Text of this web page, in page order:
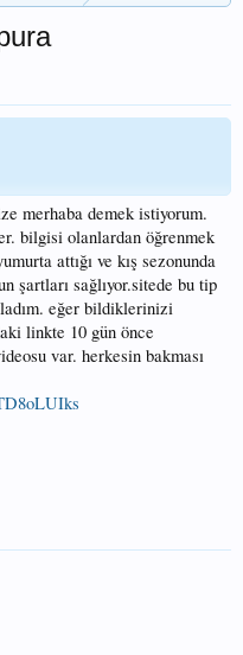
merhaba demek istiyorum.
bilgisi olanlardan öğrenmek
attığı ve kış sezonunda
şartları sağlıyor.sitede bu tip
eğer bildiklerinizi
linkte 10 gün önce
var. herkesin bakması